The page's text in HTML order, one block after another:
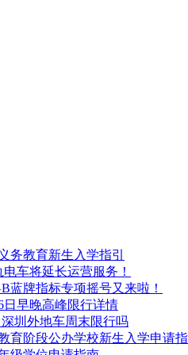
务教育新生入学指引
车将延长运营服务！
蓝牌指标专项摇号又来啦！
日早晚高峰限行详情
深圳外地车周末限行吗
育阶段公办学校新生入学申请